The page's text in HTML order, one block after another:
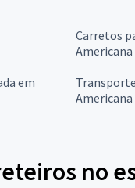
Carretos
Americana
em
Americana
no